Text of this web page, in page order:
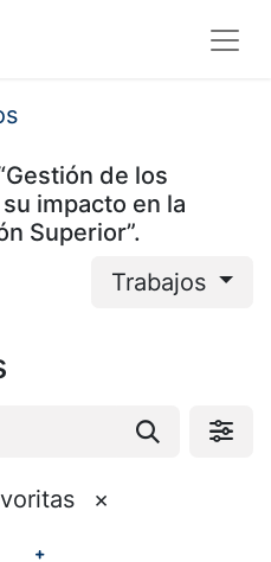
de los
impacto en la
Superior”.
Trabajos
×